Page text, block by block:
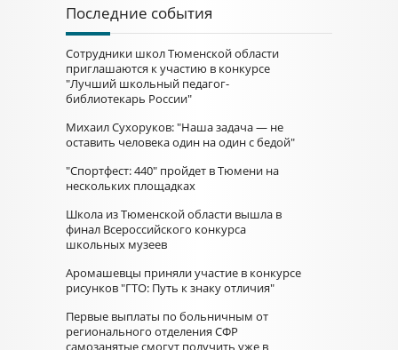
Последние события
Сотрудники школ Тюменской области
приглашаются к участию в конкурсе
"Лучший школьный педагог-
библиотекарь России"
Михаил Сухоруков: "Наша задача — не
оставить человека один на один с бедой"
"Спортфест: 440" пройдет в Тюмени на
нескольких площадках
Школа из Тюменской области вышла в
финал Всероссийского конкурса
школьных музеев
Аромашевцы приняли участие в конкурсе
рисунков "ГТО: Путь к знаку отличия"
Первые выплаты по больничным от
регионального отделения СФР
самозанятые смогут получить уже в